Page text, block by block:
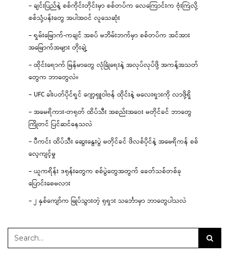
– ချင်းပြည်နဲ့ စစ်ကိုင်းတိုင်းမှာ စစ်တပ်က လေကြောင်းက ဗုံးကြဲလို့
စစ်သုံ့ပန်းတွေ အပါအဝင် လူသေဆုံး
– ရှမ်းမြောက်-ကချင် အစပ် မဘိမ်းဘက်မှာ စစ်တပ်က အင်အား
အမြောက်အများ တိုးချဲ့
– ထိုင်းရောက် မြန်မာတွေ လုံခြုံရေးနဲ့ အလုပ်လုပ်ဖို့ အကန့်အသတ်
တွေက ဘာတွေလဲ။
– UFC ခါးပတ်ပိုင်ရှင် ဂျော့ရှူဝါဗန် ထိုင်းနဲ့ မလေးရှားကို လာဖို့ရှိ
– အမေရိကား-တရုတ် ထိပ်သီး အစည်းအဝေး မတိုင်ခင် ဘာတွေ
ကြိုတင် ပြင်ဆင်နေသလဲ
– ပီကင်း ထိပ်သီး ဆွေးနွေးပွဲ မတိုင်ခင် ဖိလစ်ပိုင်နဲ့ အမေရိကန် စစ်
လေ့ကျင့်မှု
– ယူကရိန်း ဒရုန်းတွေက စစ်ပွဲတွေအတွက် ခေတ်သစ်တစ်ခု
ပြောင်းစေမလား
– ၂ နှစ်ကျော်က မြုပ်သွားတဲ့ ရုရှား သင်္ဘောမှာ ဘာတွေပါသလဲ